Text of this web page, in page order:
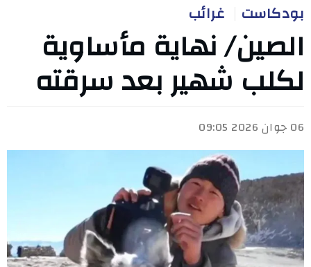
بودكاست غرائب
الصين/ نهاية مأساوية
لكلب شهير بعد سرقته
06 جوان 2026 09:05